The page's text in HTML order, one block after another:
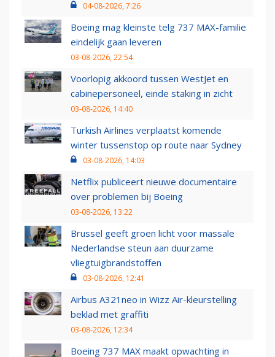
04-08-2026, 7:26
Boeing mag kleinste telg 737 MAX-familie
eindelijk gaan leveren
03-08-2026, 22:54
Voorlopig akkoord tussen WestJet en
cabinepersoneel, einde staking in zicht
03-08-2026, 14:40
Turkish Airlines verplaatst komende
winter tussenstop op route naar Sydney
03-08-2026, 14:03
Netflix publiceert nieuwe documentaire
over problemen bij Boeing
03-08-2026, 13:22
Brussel geeft groen licht voor massale
Nederlandse steun aan duurzame
vliegtuigbrandstoffen
03-08-2026, 12:41
Airbus A321neo in Wizz Air-kleurstelling
beklad met graffiti
03-08-2026, 12:34
Boeing 737 MAX maakt opwachting in